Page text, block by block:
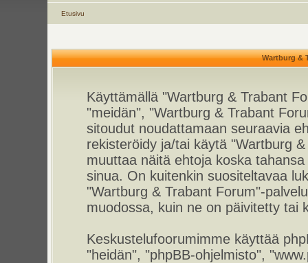
Etusivu
Wartburg &
Käyttämällä "Wartburg & Trabant
"meidän", "Wartburg & Trabant
sitoudut noudattamaan seuraavia
rekisteröidy ja/tai käytä "Wartburg
muuttaa näitä ehtoja koska
sinua. On kuitenkin suositeltavaa
"Wartburg & Trabant Forum"-
muodossa, kuin ne on päivitetty tai
Keskustelufoorumimme käyttää
"heidän", "phpBB-ohjelmisto",